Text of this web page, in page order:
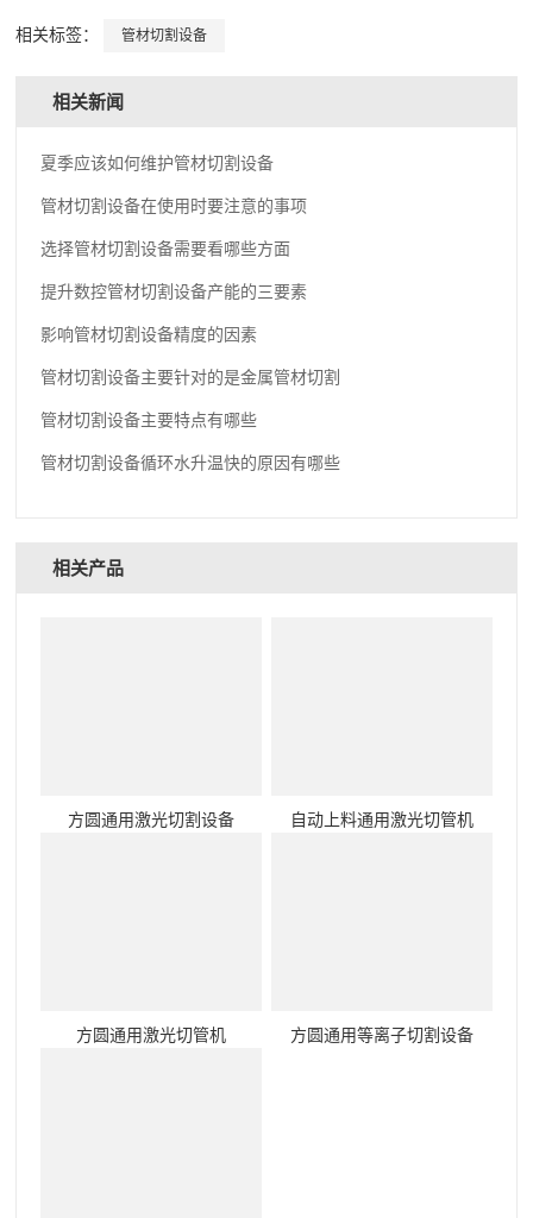
相关标签： 管材切割设备
相关新闻
夏季应该如何维护管材切割设备
管材切割设备在使用时要注意的事项
选择管材切割设备需要看哪些方面
提升数控管材切割设备产能的三要素
影响管材切割设备精度的因素
管材切割设备主要针对的是金属管材切割
管材切割设备主要特点有哪些
管材切割设备循环水升温快的原因有哪些
相关产品
方圆通用激光切割设备 自动上料通用激光切管机
方圆通用激光切管机 方圆通用等离子切割设备